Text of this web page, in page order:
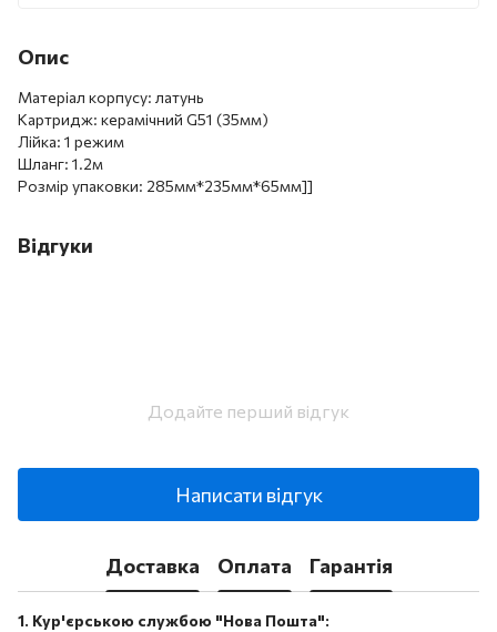
Опис
Матеріал корпусу: латунь
Картридж: керамічний G51 (35мм)
Лійка: 1 режим
Шланг: 1.2м
Розмір упаковки: 285мм*235мм*65мм]]
Відгуки
Додайте перший відгук
Написати відгук
Доставка Оплата Гарантія
1. Кур'єрською службою "Нова Пошта":